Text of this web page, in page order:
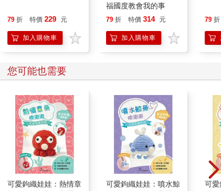
79 折 特價 229 元
加入購物車
福國度教會我的事
79 折 特價 314 元
加入購物車
79 折
您可能也需要
可愛鉤織娃娃：熱情章
可愛鉤織娃娃：噴水鯨
可